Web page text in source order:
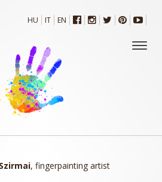
HU IT EN
, fingerpainting artist